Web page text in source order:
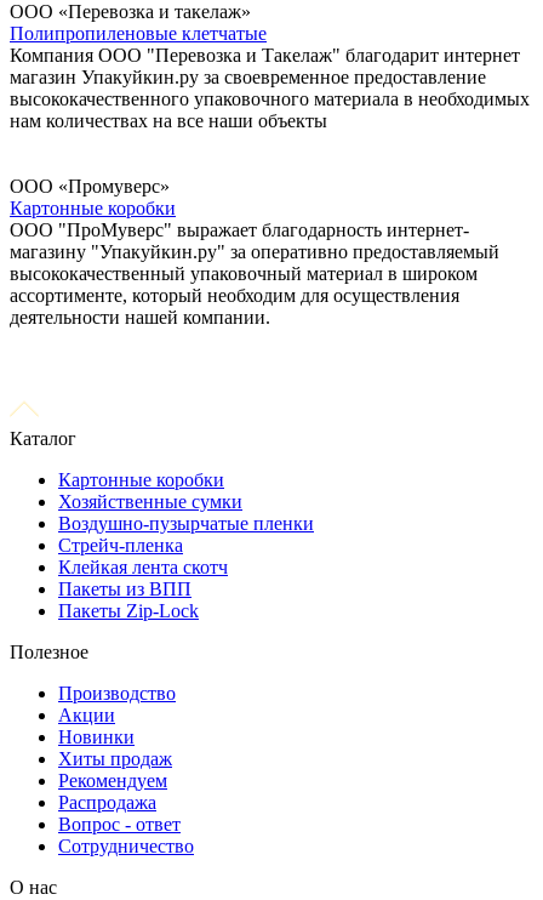
ООО «Перевозка и такелаж»
Полипропиленовые клетчатые
Компания ООО "Перевозка и Такелаж" благодарит интернет
магазин Упакуйкин.ру за своевременное предоставление
высококачественного упаковочного материала в необходимых
нам количествах на все наши объекты
ООО «Промуверс»
Картонные коробки
ООО "ПроМуверс" выражает благодарность интернет-
магазину "Упакуйкин.ру" за оперативно предоставляемый
высококачественный упаковочный материал в широком
ассортименте, который необходим для осуществления
деятельности нашей компании.
Каталог
Картонные коробки
Хозяйственные сумки
Воздушно-пузырчатые пленки
Стрейч-пленка
Клейкая лента скотч
Пакеты из ВПП
Пакеты Zip-Lock
Полезное
Производство
Акции
Новинки
Хиты продаж
Рекомендуем
Распродажа
Вопрос - ответ
Сотрудничество
О нас